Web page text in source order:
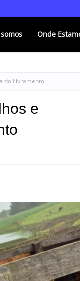
Onde
do Livramento
e